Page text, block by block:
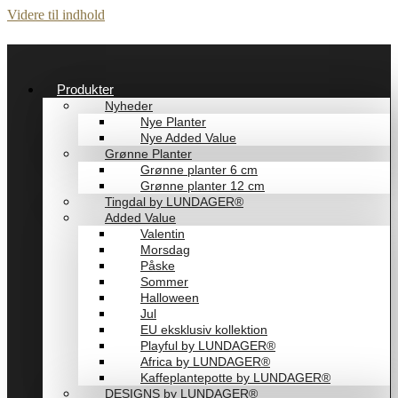
Videre til indhold
Produkter
Nyheder
Nye Planter
Nye Added Value
Grønne Planter
Grønne planter 6 cm
Grønne planter 12 cm
Tingdal by LUNDAGER®
Added Value
Valentin
Morsdag
Påske
Sommer
Halloween
Jul
EU eksklusiv kollektion
Playful by LUNDAGER®
Africa by LUNDAGER®
Kaffeplantepotte by LUNDAGER®
DESIGNS by LUNDAGER®